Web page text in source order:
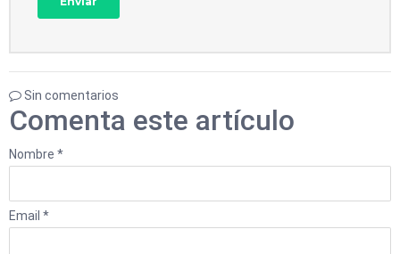
Sin comentarios
Comenta este artículo
Nombre *
Email *